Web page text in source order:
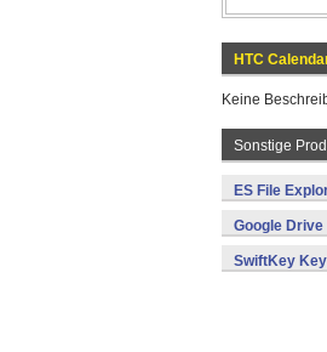
HTC
Keine
Sonstige
ES File
Google Drive
SwiftKey